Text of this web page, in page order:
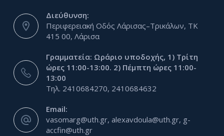
Διεύθυνση:
Περιφερειακή Οδός Λάρισας–Τρικάλων, ΤΚ
415 00, Λάρισα
Γραμματεία: Ωράριο υποδοχής, 1) Τρίτη
ώρες 11:00-13:00. 2) Πέμπτη ώρες 11:00-
13:00
Τηλ. 2410684270, 2410684632
Email:
vasomarg@uth.gr, alexavdoula@uth.gr, g-
accfin@uth.gr